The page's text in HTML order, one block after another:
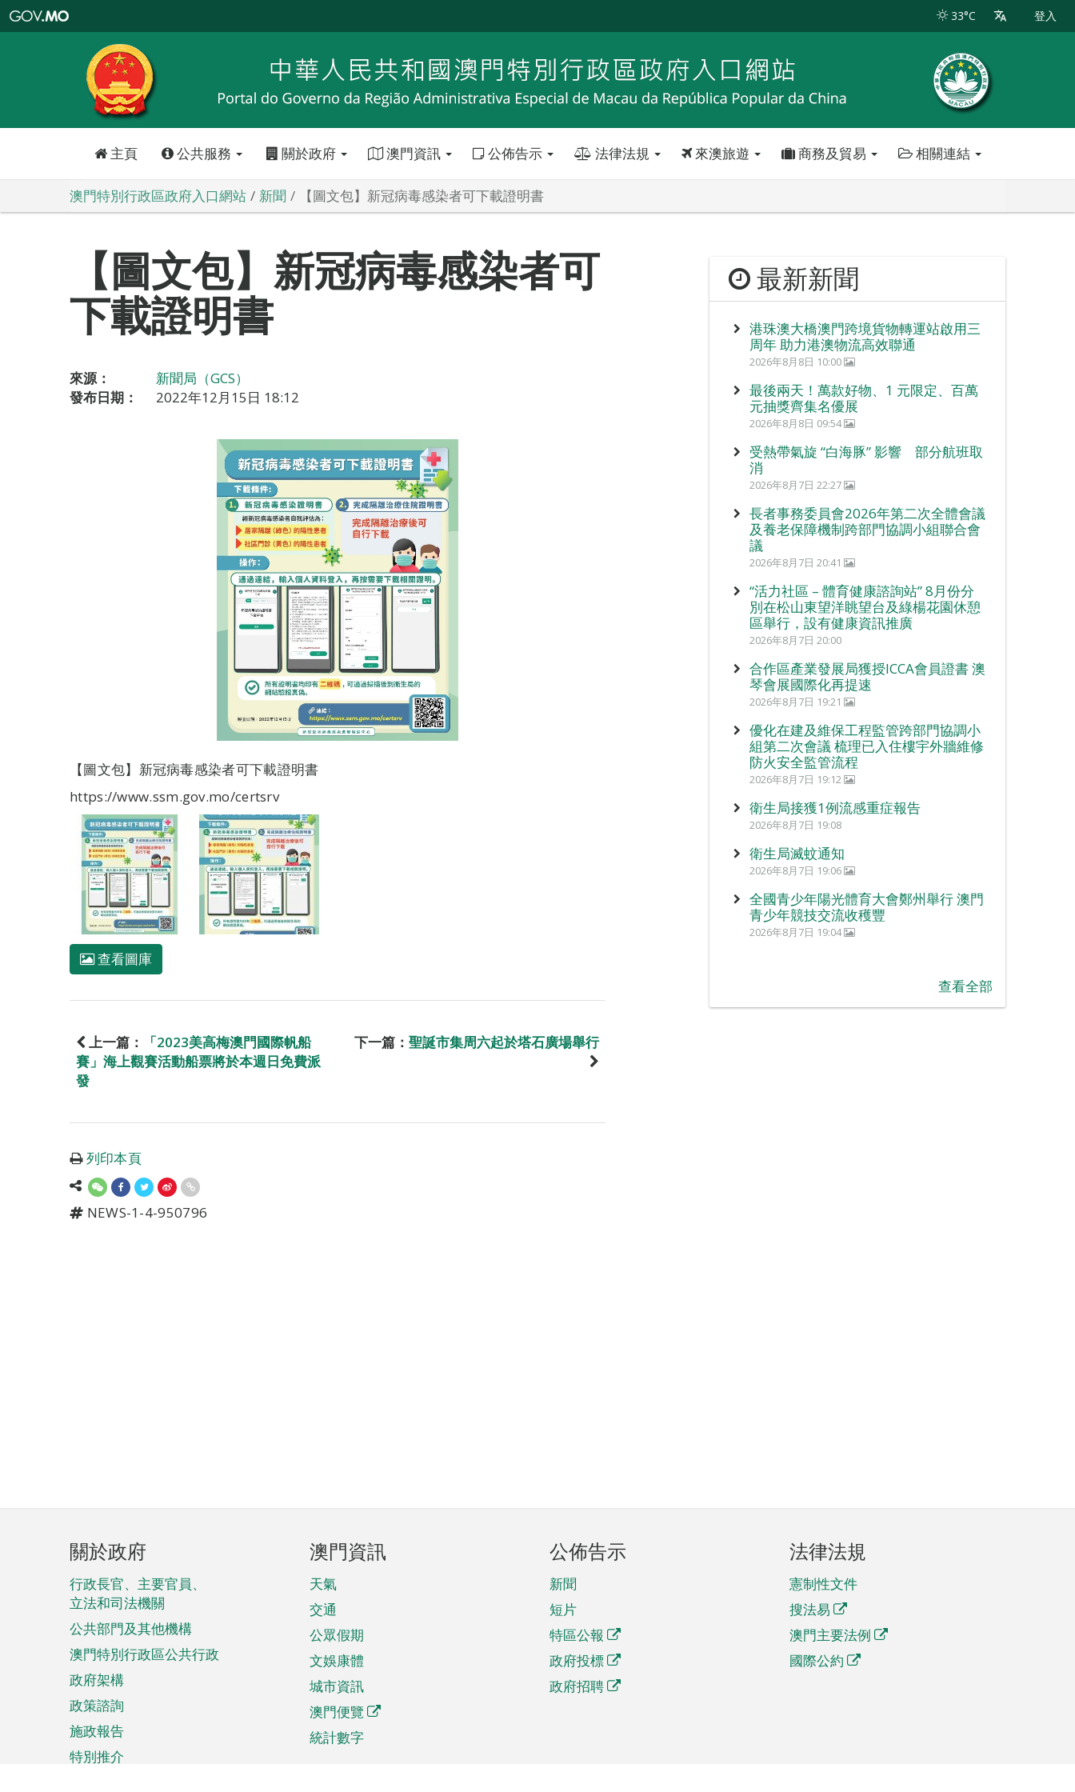
特
政
區
政
口
33°C 登入
主頁 公共服務 關於政府 澳門資訊 公佈告示 法律法規 來澳旅遊 商務及貿易 相關連結
澳門特別行政區政府入口網站 新聞 【圖文包】新冠病毒感染者可下載證明書
【圖文包】新冠病毒感染者可
下載證明書
來源：
新聞局（GCS）
發布日期：
2022年12月15日 18:12
【圖文包】新冠病毒感染者可下載證明書
https://www.ssm.gov.mo/certsrv
查看圖庫
上一篇：
「2023美高梅澳門國際帆船
賽」海上觀賽活動船票將於本週日免費派
發
下一篇： 聖誕市集周六起於塔石廣場舉行
列印本頁
NEWS-1-4-950796
最新新聞
港珠澳大橋澳門跨境貨物轉運站啟用三
周年 助力港澳物流高效聯通
2026年8月8日 10:00
最後兩天！萬款好物、1 元限定、百萬
元抽獎齊集名優展
2026年8月8日 09:54
受熱帶氣旋 “白海豚” 影響 部分航班取
消
2026年8月7日 22:27
長者事務委員會2026年第二次全體會議
及養老保障機制跨部門協調小組聯合會
議
2026年8月7日 20:41
“活力社區 – 體育健康諮詢站” 8月份分
別在松山東望洋眺望台及綠楊花園休憩
區舉行，設有健康資訊推廣
2026年8月7日 20:00
合作區產業發展局獲授ICCA會員證書 澳
琴會展國際化再提速
2026年8月7日 19:21
優化在建及維保工程監管跨部門協調小
組第二次會議 梳理已入住樓宇外牆維修
防火安全監管流程
2026年8月7日 19:12
衛生局接獲1例流感重症報告
2026年8月7日 19:08
衛生局滅蚊通知
2026年8月7日 19:06
全國青少年陽光體育大會鄭州舉行 澳門
青少年競技交流收穫豐
2026年8月7日 19:04
查看全部
頁
腳
菜
單
關於政府
行政長官、主要官員、
立法和司法機關
公共部門及其他機構
澳門特別行政區公共行政
政府架構
政策諮詢
施政報告
特別推介
澳門資訊
天氣
交通
公眾假期
文娛康體
城市資訊
澳門便覽
統計數字
公佈告示
新聞
短片
特區公報
政府投標
政府招聘
法律法規
憲制性文件
搜法易
澳門主要法例
國際公約